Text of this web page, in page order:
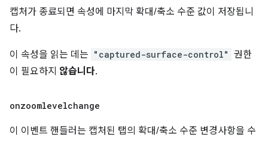
캡처가 종료되면 속성에 마지막 확대/축소 수준 값이 저장됩니
다.
이 속성을 읽는 데는 "captured-surface-control" 권한
이 필요하지 않습니다.
onzoomlevelchange
이 이벤트 핸들러는 캡처된 탭의 확대/축소 수준 변경사항을 수